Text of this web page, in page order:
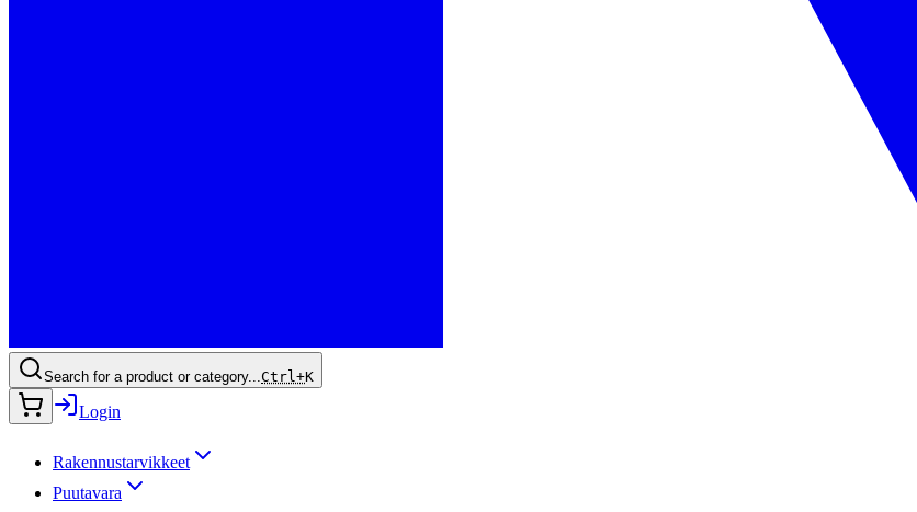
Search for a product or category... Ctrl+K
Login
Rakennustarvikkeet
Puutavara